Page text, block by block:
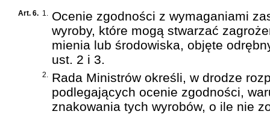
Art. 6. 1. Ocenie zgodności z wymaganiami
wyroby, które mogą stwarzać
mienia lub środowiska, objęte
ust. 2 i 3.
2. Rada Ministrów określi, w drodze
podlegających ocenie zgodności,
znakowania tych wyrobów, o ile nie